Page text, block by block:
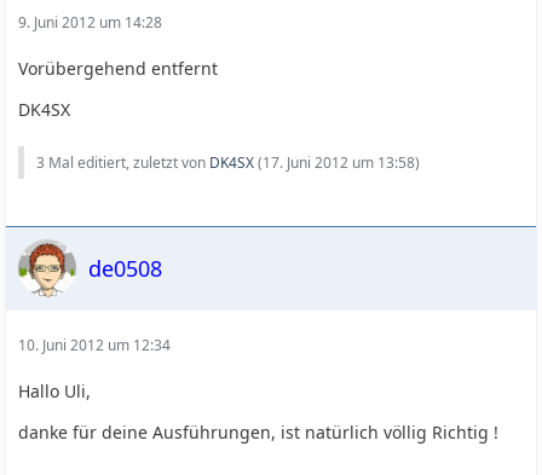
9. Juni 2012 um 14:28
Vorübergehend entfernt
DK4SX
3 Mal editiert, zuletzt von DK4SX(17. Juni 2012 um 13:58)
de0508
10. Juni 2012 um 12:34
Hallo Uli,
danke für deine Ausführungen, ist natürlich völlig Richtig !